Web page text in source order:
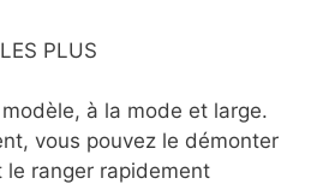
LES PLUS
modèle, à la mode et large.
vous pouvez le démonter
le ranger rapidement